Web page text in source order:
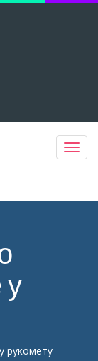
рукомету